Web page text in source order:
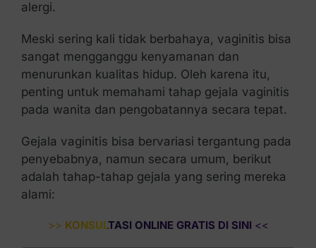
alergi.
Meski sering kali tidak berbahaya, vaginitis bisa
sangat mengganggu kenyamanan dan
menurunkan kualitas hidup. Oleh karena itu,
penting untuk memahami tahap gejala vaginitis
pada wanita dan pengobatannya secara tepat.
Gejala vaginitis bisa bervariasi tergantung pada
penyebabnya, namun secara umum, berikut
adalah tahap-tahap gejala yang sering mereka
alami:
>> KONSULTASI ONLINE GRATIS DI SINI <<